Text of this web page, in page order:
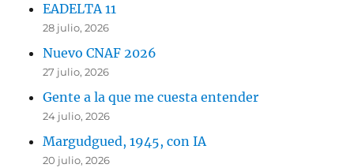
EADELTA 11
28 julio, 2026
Nuevo CNAF 2026
27 julio, 2026
Gente a la que me cuesta entender
24 julio, 2026
Margudgued, 1945, con IA
20 julio, 2026